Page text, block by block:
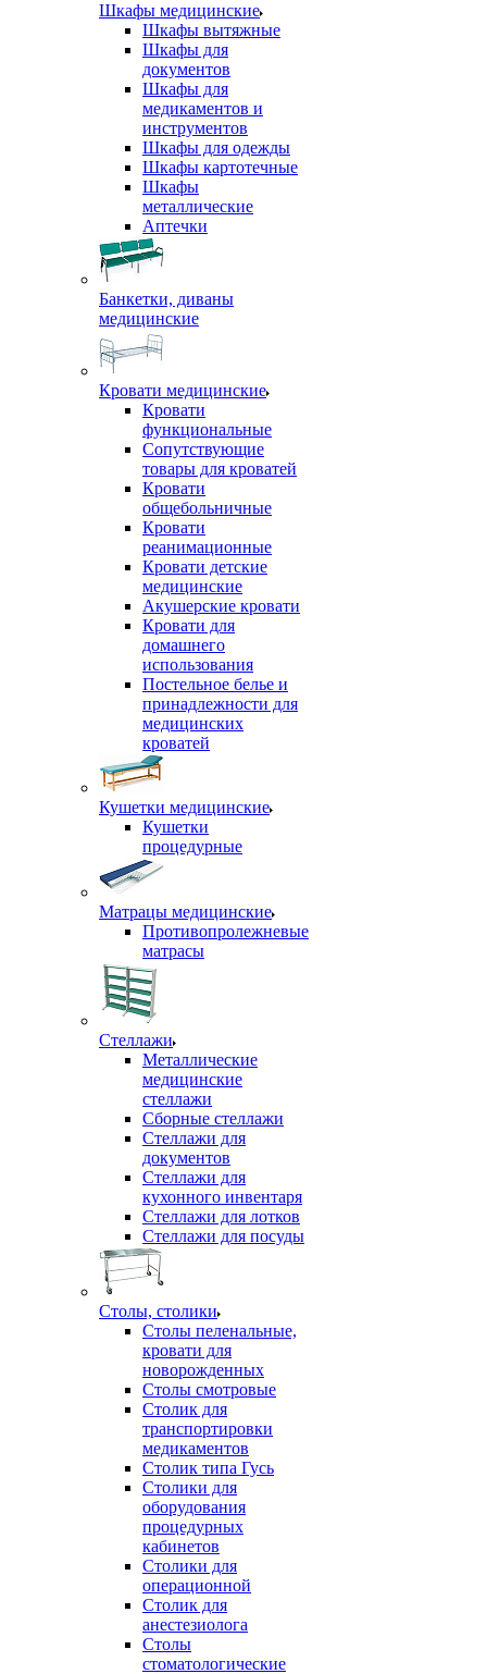
Шкафы медицинские
Шкафы вытяжные
Шкафы для
документов
Шкафы для
медикаментов и
инструментов
Шкафы для одежды
Шкафы картотечные
Шкафы
металлические
Аптечки
Банкетки, диваны
медицинские
Кровати медицинские
Кровати
функциональные
Сопутствующие
товары для кроватей
Кровати
общебольничные
Кровати
реанимационные
Кровати детские
медицинские
Акушерские кровати
Кровати для
домашнего
использования
Постельное белье и
принадлежности для
медицинских
кроватей
Кушетки медицинские
Кушетки
процедурные
Матрацы медицинские
Противопролежневые
матрасы
Стеллажи
Металлические
медицинские
стеллажи
Сборные стеллажи
Стеллажи для
документов
Стеллажи для
кухонного инвентаря
Стеллажи для лотков
Стеллажи для посуды
Столы, столики
Столы пеленальные,
кровати для
новорожденных
Столы смотровые
Столик для
транспортировки
медикаментов
Столик типа Гусь
Столики для
оборудования
процедурных
кабинетов
Столики для
операционной
Столик для
анестезиолога
Столы
стоматологические